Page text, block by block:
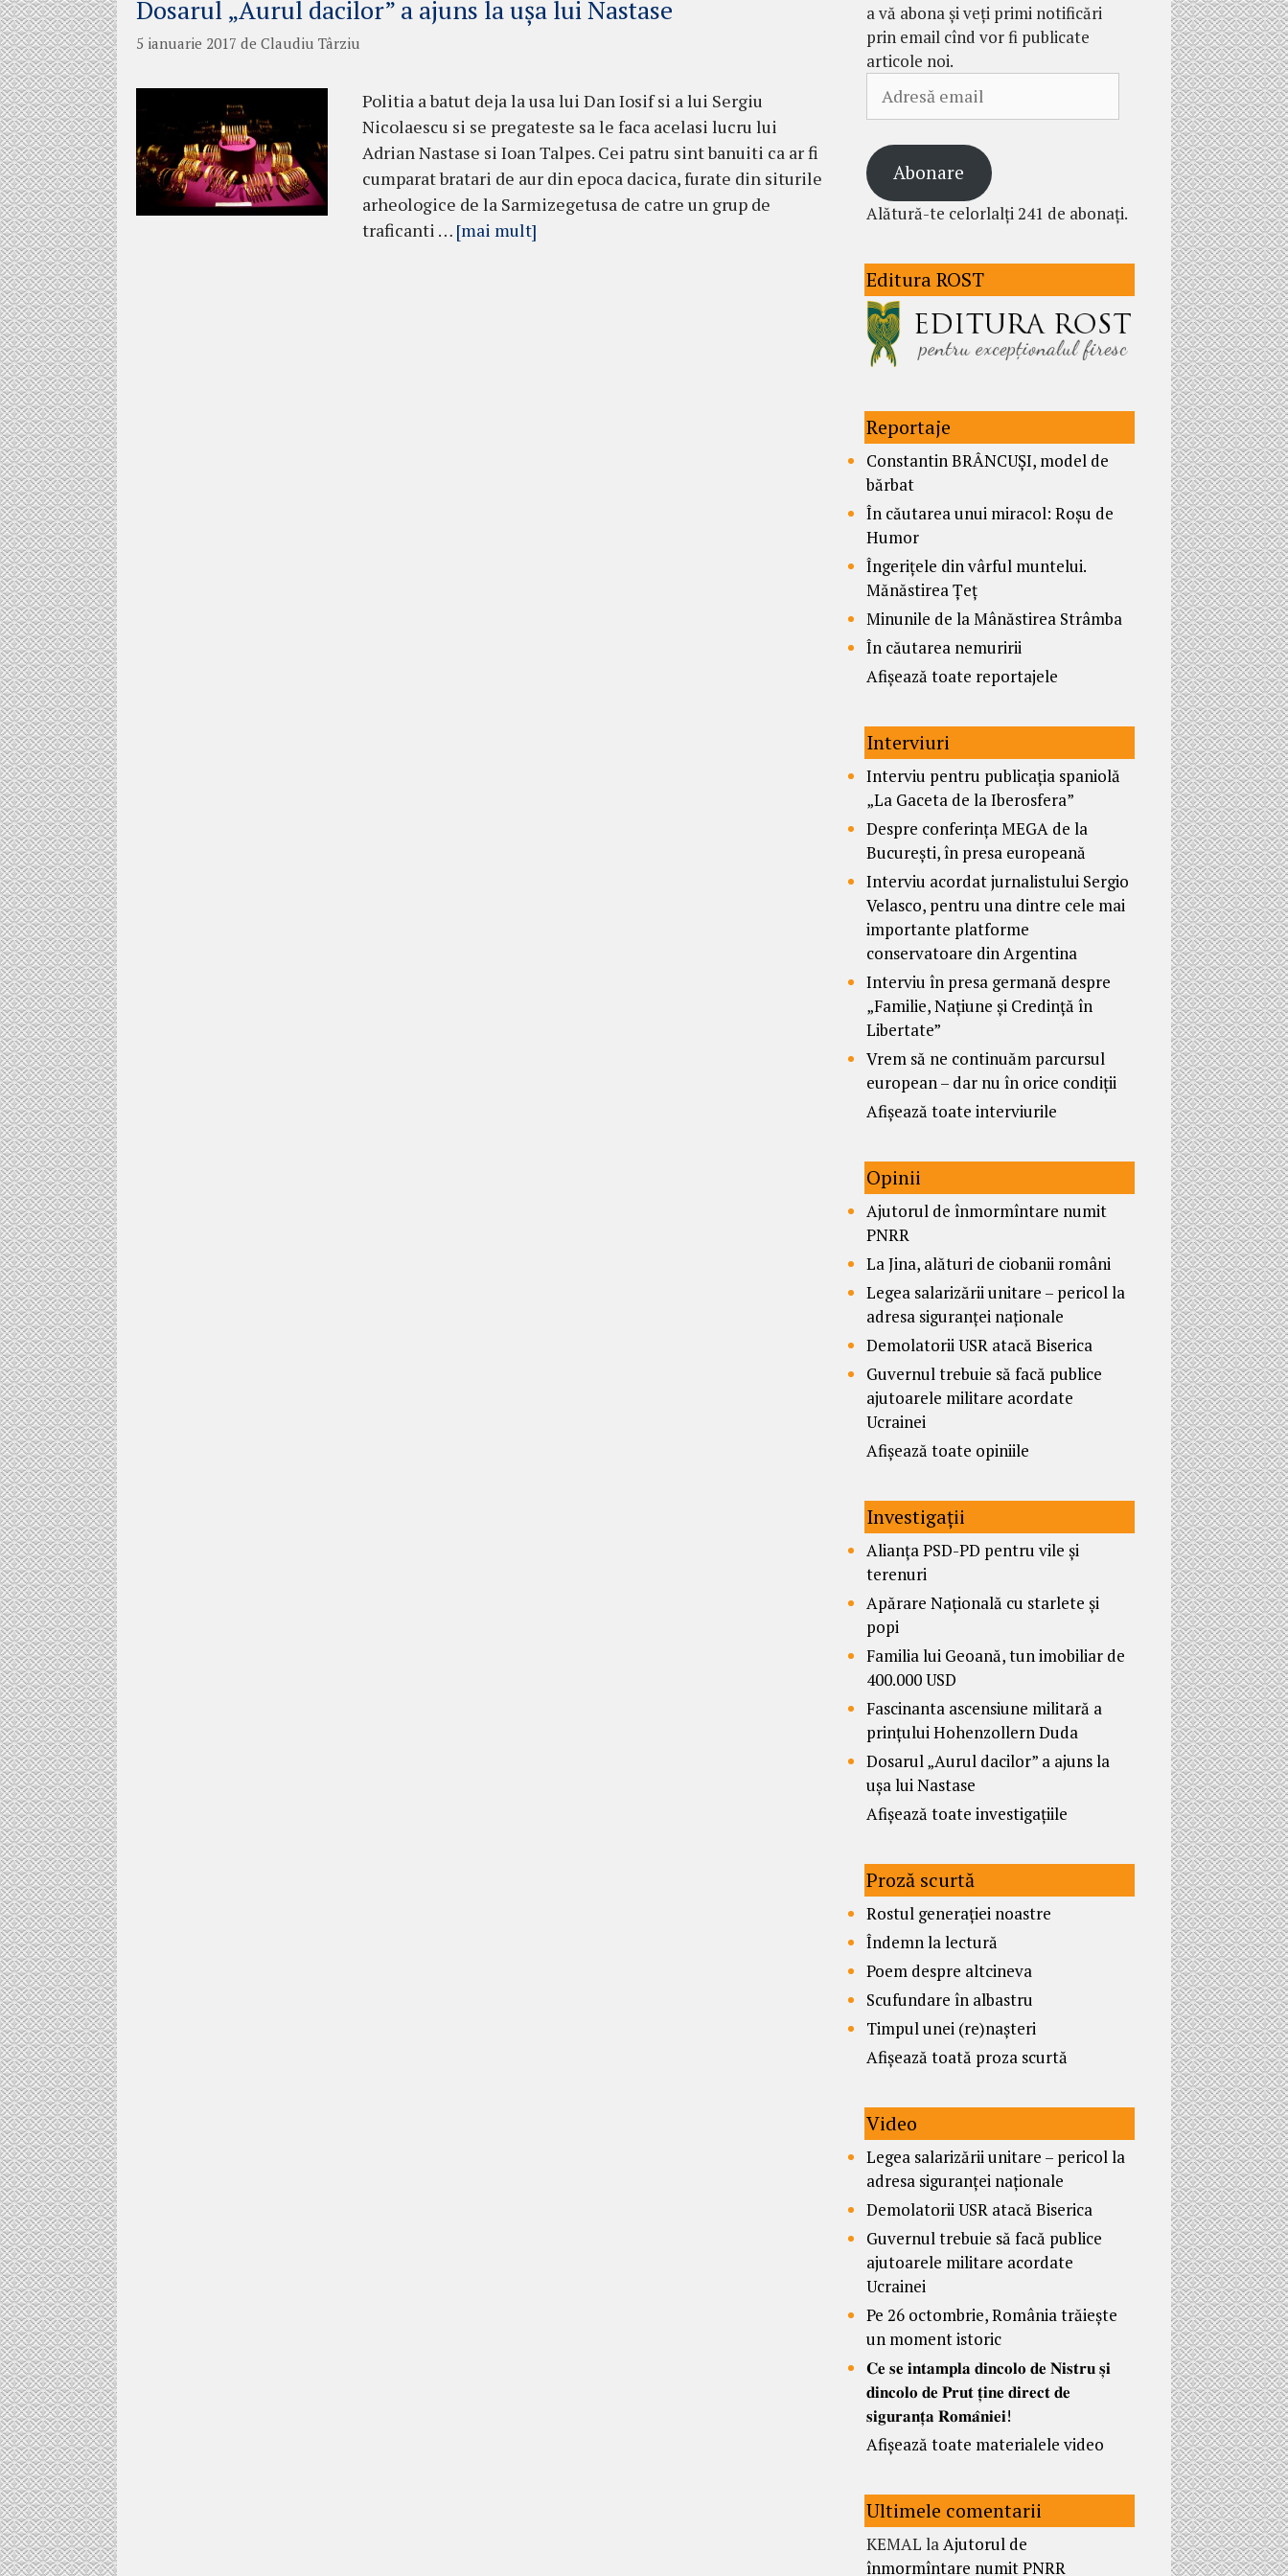
Dosarul „Aurul dacilor” a ajuns la ușa lui Nastase
5 ianuarie 2017 de Claudiu Târziu
Politia a batut deja la usa lui Dan Iosif si a lui Sergiu
Nicolaescu si se pregateste sa le faca acelasi lucru lui
Adrian Nastase si Ioan Talpes. Cei patru sint banuiti ca ar fi
cumparat bratari de aur din epoca dacica, furate din siturile
arheologice de la Sarmizegetusa de catre un grup de
traficanti … [mai mult]
a vă abona și veți primi notificări
prin email cînd vor fi publicate
articole noi.
email
Abonare
Alătură-te celorlalți 241 de abonați.
Editura ROST
Reportaje
Constantin BRÂNCUȘI, model de
bărbat
În căutarea unui miracol: Roșu de
Humor
Îngerițele din vârful muntelui.
Mănăstirea Țeț
Minunile de la Mânăstirea Strâmba
În căutarea nemuririi
Afișează toate reportajele
Interviuri
Interviu pentru publicația spaniolă
„La Gaceta de la Iberosfera”
Despre conferința MEGA de la
București, în presa europeană
Interviu acordat jurnalistului Sergio
Velasco, pentru una dintre cele mai
importante platforme
conservatoare din Argentina
Interviu în presa germană despre
„Familie, Națiune și Credință în
Libertate”
Vrem să ne continuăm parcursul
european – dar nu în orice condiții
Afișează toate interviurile
Opinii
Ajutorul de înmormîntare numit
PNRR
La Jina, alături de ciobanii români
Legea salarizării unitare – pericol la
adresa siguranței naționale
Demolatorii USR atacă Biserica
Guvernul trebuie să facă publice
ajutoarele militare acordate
Ucrainei
Afișează toate opiniile
Investigații
Alianța PSD-PD pentru vile și
terenuri
Apărare Națională cu starlete și
popi
Familia lui Geoană, tun imobiliar de
400.000 USD
Fascinanta ascensiune militară a
prințului Hohenzollern Duda
Dosarul „Aurul dacilor” a ajuns la
ușa lui Nastase
Afișează toate investigațiile
Proză scurtă
Rostul generației noastre
Îndemn la lectură
Poem despre altcineva
Scufundare în albastru
Timpul unei (re)nașteri
Afișează toată proza scurtă
Video
Legea salarizării unitare – pericol la
adresa siguranței naționale
Demolatorii USR atacă Biserica
Guvernul trebuie să facă publice
ajutoarele militare acordate
Ucrainei
Pe 26 octombrie, România trăiește
un moment istoric
𝐂𝐞 𝐬𝐞 𝐢𝐧𝐭𝐚𝐦𝐩𝐥𝐚 𝐝𝐢𝐧𝐜𝐨𝐥𝐨 𝐝𝐞 𝐍𝐢𝐬𝐭𝐫𝐮 𝐬̦𝐢
𝐝𝐢𝐧𝐜𝐨𝐥𝐨 𝐝𝐞 𝐏𝐫𝐮𝐭 𝐭̦𝐢𝐧𝐞 𝐝𝐢𝐫𝐞𝐜𝐭 𝐝𝐞
𝐬𝐢𝐠𝐮𝐫𝐚𝐧𝐭̦𝐚 𝐑𝐨𝐦𝐚̂𝐧𝐢𝐞𝐢!
Afișează toate materialele video
Ultimele comentarii
KEMAL laAjutorul de
înmormîntare numit PNRR